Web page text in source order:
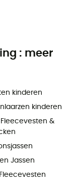
: meer
kinderen
kinderen
&
Jassen